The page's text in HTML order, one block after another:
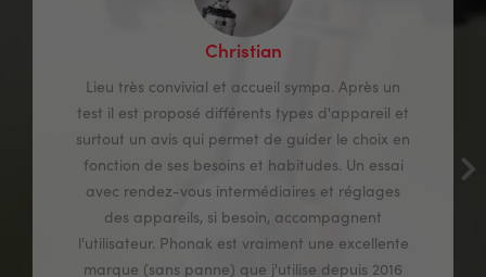
Christian
Lieu très convivial et accueil sympa. Après un
test il est proposé différents types d'appareil et
surtout un avis qui permet de guider le choix en
fonction de ses besoins et habitudes. Un essai
avec rendez-vous intermédiaires et réglages
des appareils, si besoin, accompagnent
l'utilisateur. Phonak est vraiment une excellente
marque (sans panne) que j'utilise depuis 2016